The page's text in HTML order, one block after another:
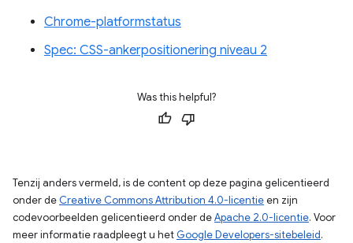
Chrome-platformstatus
Spec: CSS-ankerpositionering niveau 2
Was this helpful?
Tenzij anders vermeld, is de content op deze pagina gelicentieerd
onder de Creative Commons Attribution 4.0-licentieen zijn
codevoorbeelden gelicentieerd onder deApache 2.0-licentie. Voor
meer informatie raadpleegt u het Google Developers-sitebeleid.